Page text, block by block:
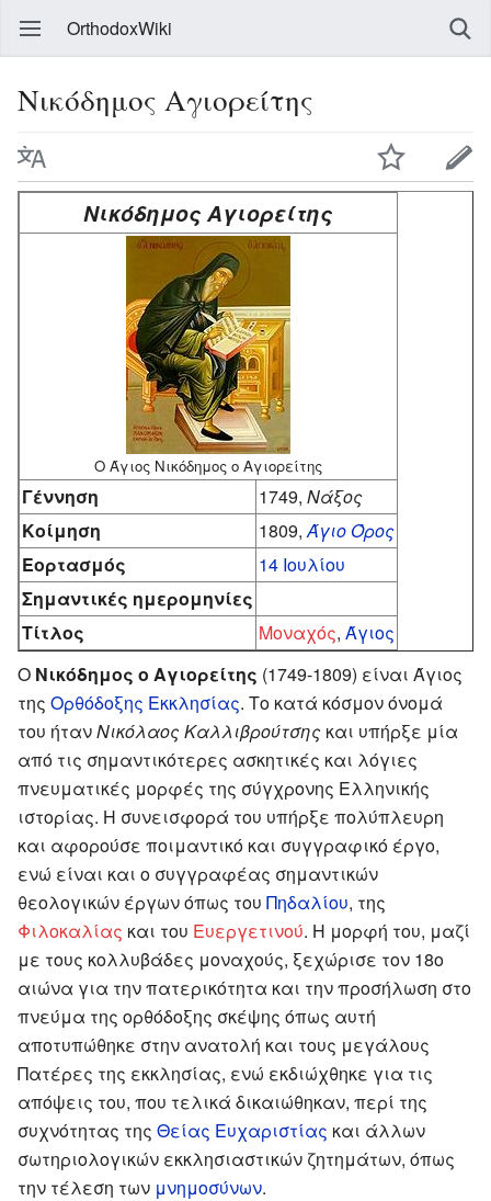
OrthodoxWiki
Νικόδημος Αγιορείτης
Νικόδημος Αγιορείτης
Ο Άγιος Νικόδημος ο Αγιορείτης
Γέννηση 1749, Νάξος
Κοίμηση
1809, Άγιο Όρος
Εορτασμός
14 Ιουλίου
Σημαντικές ημερομηνίες
Τίτλος
Μοναχός, Άγιος
O Νικόδημος ο Αγιορείτης (1749-1809) είναι Άγιος
της Ορθόδοξης Εκκλησίας. Το κατά κόσμον όνομά
του ήτανΝικόλαος Καλλιβρούτσης και υπήρξε μία
από τις σημαντικότερες ασκητικές και λόγιες
πνευματικές μορφές της σύγχρονης Ελληνικής
ιστορίας. Η συνεισφορά του υπήρξε πολύπλευρη
και αφορούσε ποιμαντικό και συγγραφικό έργο,
ενώ είναι και ο συγγραφέας σημαντικών
θεολογικών έργων όπως του Πηδαλίου, της
Φιλοκαλίας και του Ευεργετινού. Η μορφή του, μαζί
με τους κολλυβάδες μοναχούς, ξεχώρισε τον 18ο
αιώνα για την πατερικότητα και την προσήλωση στο
πνεύμα της ορθόδοξης σκέψης όπως αυτή
αποτυπώθηκε στην ανατολή και τους μεγάλους
Πατέρες της εκκλησίας, ενώ εκδιώχθηκε για τις
απόψεις του, που τελικά δικαιώθηκαν, περί της
συχνότητας της Θείας Ευχαριστίας και άλλων
σωτηριολογικών εκκλησιαστικών ζητημάτων, όπως
την τέλεση των μνημοσύνων.